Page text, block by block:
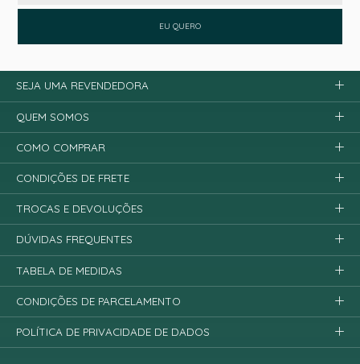
EU QUERO
SEJA UMA REVENDEDORA
QUEM SOMOS
COMO COMPRAR
CONDIÇÕES DE FRETE
TROCAS E DEVOLUÇÕES
DÚVIDAS FREQUENTES
TABELA DE MEDIDAS
CONDIÇÕES DE PARCELAMENTO
POLÍTICA DE PRIVACIDADE DE DADOS